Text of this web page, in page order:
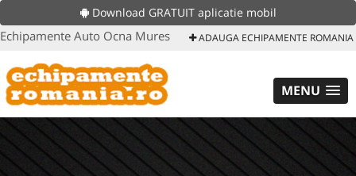
Download GRATUIT aplicatie mobil
Echipamente Auto Ocna Mures ADAUGA ECHIPAMENTE ROMANIA
MENU